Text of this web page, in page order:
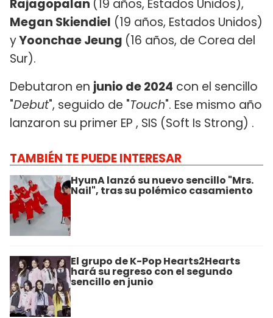
Rajagopalan (19 años, Estados Unidos),
Megan Skiendiel (19 años, Estados Unidos)
yYoonchae Jeung (16 años, de Corea del
Sur).
Debutaron en junio de 2024 con el sencillo
"Debut", seguido de "Touch". Ese mismo año
lanzaron su primer EP , SIS (Soft Is Strong) .
TAMBIÉN TE PUEDE INTERESAR
HyunA lanzó su nuevo sencillo "Mrs.
Nail", tras su polémico casamiento
El grupo de K-Pop Hearts2Hearts
hará su regreso con el segundo
sencillo en junio